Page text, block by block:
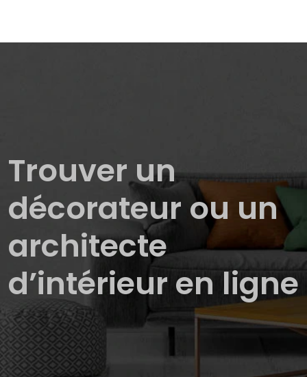
Trouver un
décorateur ou un
architecte
d’intérieur en ligne